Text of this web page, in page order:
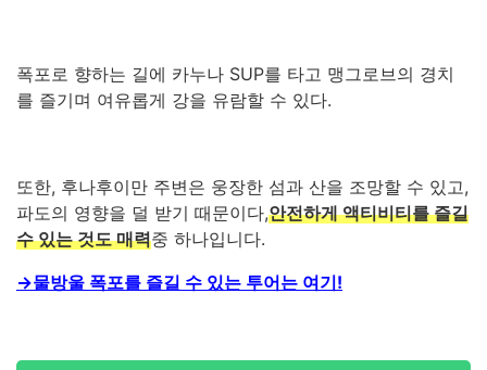
폭포로 향하는 길에 카누나 SUP를 타고 맹그로브의 경치
를 즐기며 여유롭게 강을 유람할 수 있다.
또한, 후나후이만 주변은 웅장한 섬과 산을 조망할 수 있고,
파도의 영향을 덜 받기 때문이다,안전하게 액티비티를 즐길
수 있는 것도 매력중 하나입니다.
→물방울 폭포를 즐길 수 있는 투어는 여기!